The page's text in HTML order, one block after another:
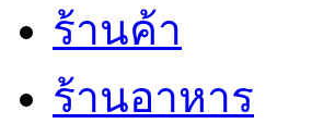
ร้านค้า
ร้านอาหาร